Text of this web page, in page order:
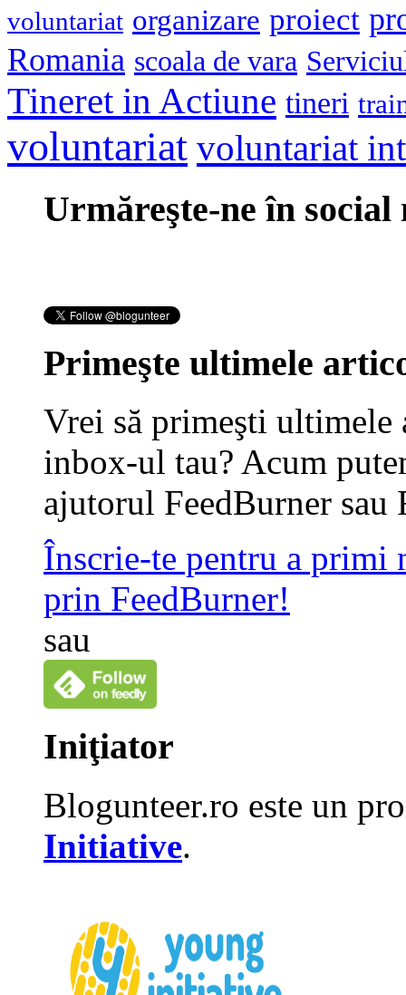
voluntariat organizare proiect
Romania scoala de vara
Tineret in Actiune tineri
voluntariat voluntariat
Urmăreşte-ne în social
Primeşte ultimele
Vrei să primeşti
inbox-ul tau? Acum
ajutorul FeedBurner sau
Înscrie-te pentru a primi
prin FeedBurner!
sau
Iniţiator
Blogunteer.ro este un
Initiative.